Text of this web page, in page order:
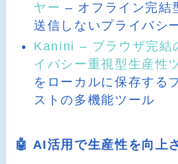
ヤー – オフライン完結
送信しないプライバシ
Kanini – ブラウザ完結
イバシー重視型生産性
をローカルに保存する
ストの多機能ツール
🤖 AI活用で生産性を向上